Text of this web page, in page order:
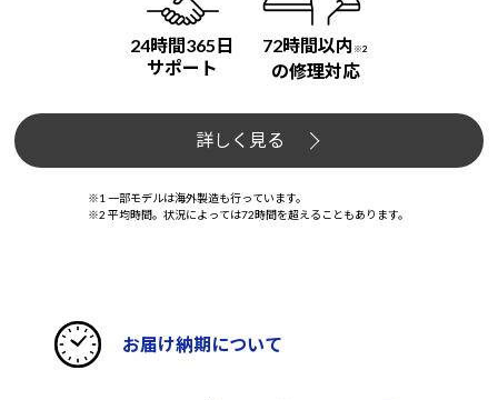
24時間365日
サポート
72時間以内 ※2
の修理対応
詳しく見る
※1 一部モデルは海外製造も行っています。
※2 平均時間。状況によっては72時間を超えることもあります。
お届け納期について